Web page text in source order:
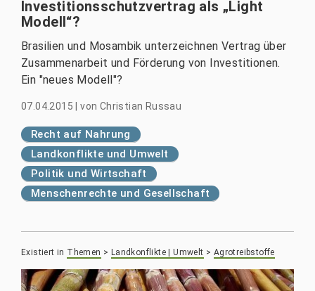
Investitionsschutzvertrag als „Light
Modell“?
Brasilien und Mosambik unterzeichnen Vertrag über
Zusammenarbeit und Förderung von Investitionen.
Ein "neues Modell"?
07.04.2015 |von Christian Russau
Recht auf Nahrung
Landkonflikte und Umwelt
Politik und Wirtschaft
Menschenrechte und Gesellschaft
Existiert in Themen > Landkonflikte | Umwelt > Agrotreibstoffe